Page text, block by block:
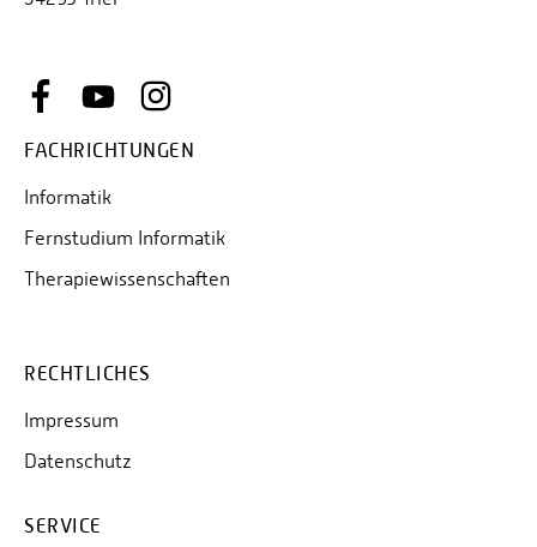
FACHRICHTUNGEN
Informatik
Fernstudium Informatik
Therapiewissenschaften
RECHTLICHES
Impressum
Datenschutz
SERVICE